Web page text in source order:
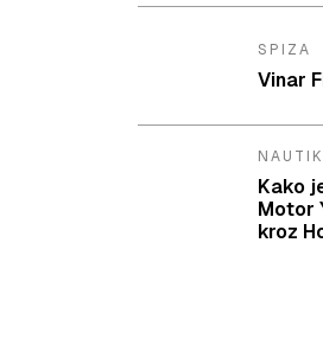
SPIZA
Vinar
Kako
Motor
kroz